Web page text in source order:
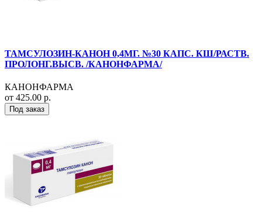
ТАМСУЛОЗИН-КАНОН 0,4МГ. №30 КАПС. КШ/РАСТВ.
ПРОЛОНГ.ВЫСВ. /КАНОНФАРМА/
КАНОНФАРМА
от 425.00 р.
Под заказ